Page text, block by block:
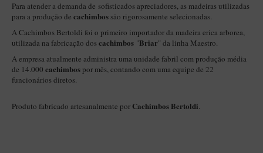
Premium
Sextavado
Zuccardi
Callia
Encerado
Hobby
Para atender a demanda de sofisticados apreciadores, as madeiras utilizadas
para a produção de cachimbos são rigorosamente selecionadas.
A Cachimbos Bertoldi foi o primeiro importador da madeira erica arborea,
utilizada na fabricação doscachimbos "Briar" da linha Maestro.
A empresa atualmente administra uma unidade fabril com produção média
de 14.000 cachimbos por mês, contando com uma equipe de 22
funcionários diretos.
Produto fabricado artesanalmente por Cachimbos Bertoldi.